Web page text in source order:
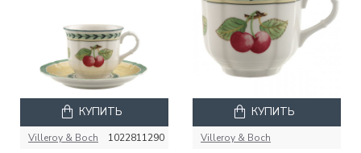
Villeroy & Boch 1022811290
КУПИТЬ
Villeroy & Boch
КУПИТЬ